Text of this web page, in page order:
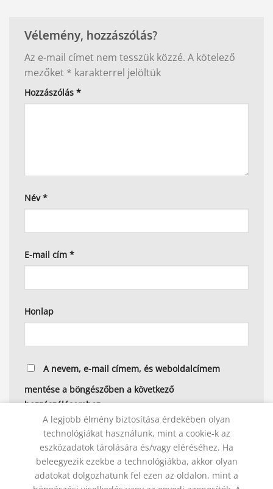
Vélemény, hozzászólás?
Az e-mail címet nem tesszük közzé. A kötelező
mezőket * karakterrel jelöltük
Hozzászólás *
Név*
E-mail cím *
Honlap
A nevem, e-mail címem, és weboldalcímem
mentése a böngészőben a következő
hozzászólásomhoz.
Alternative:
A legjobb élmény biztosítása érdekében olyan
technológiákat használunk, mint a cookie-k az
eszközadatok tárolására és/vagy eléréséhez. Ha
beleegyezik ezekbe a technológiákba, akkor olyan
adatokat dolgozhatunk fel ezen az oldalon, mint a